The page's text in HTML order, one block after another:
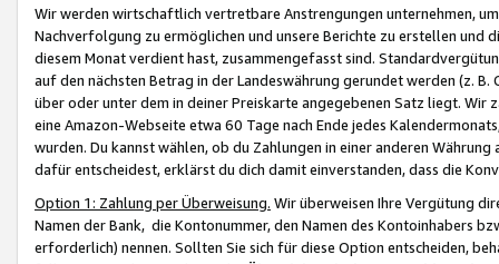
Wir werden wirtschaftlich vertretbare Anstrengungen unternehmen,
Nachverfolgung zu ermöglichen und unsere Berichte zu erstellen und
diesem Monat verdient hast, zusammengefasst sind.
auf den nächsten Betrag in der Landeswährung gerundet werden (z.
über oder unter dem in deiner Preiskarte angegebenen Satz liegt.
eine Amazon-Webseite etwa 60 Tage nach Ende jedes
wurden. Du kannst wählen, ob du Zahlungen in einer anderen
dafür entscheidest, erklärst du dich damit einverstanden, dass die
Option 1: Zahlung per Überweisung. Wir überweisen Ihre Vergütung
Namen der Bank, die Kontonummer, den Namen des Kontoinhabers
erforderlich) nennen. Sollten Sie sich für diese Option entscheiden,